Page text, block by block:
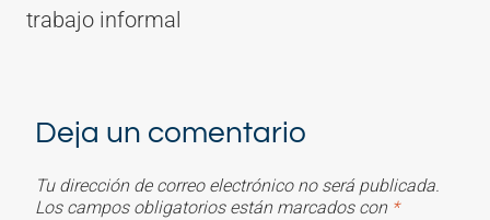
trabajo informal
Deja un comentario
Tu dirección de correo electrónico no será publicada.
Los campos obligatorios están marcados con *